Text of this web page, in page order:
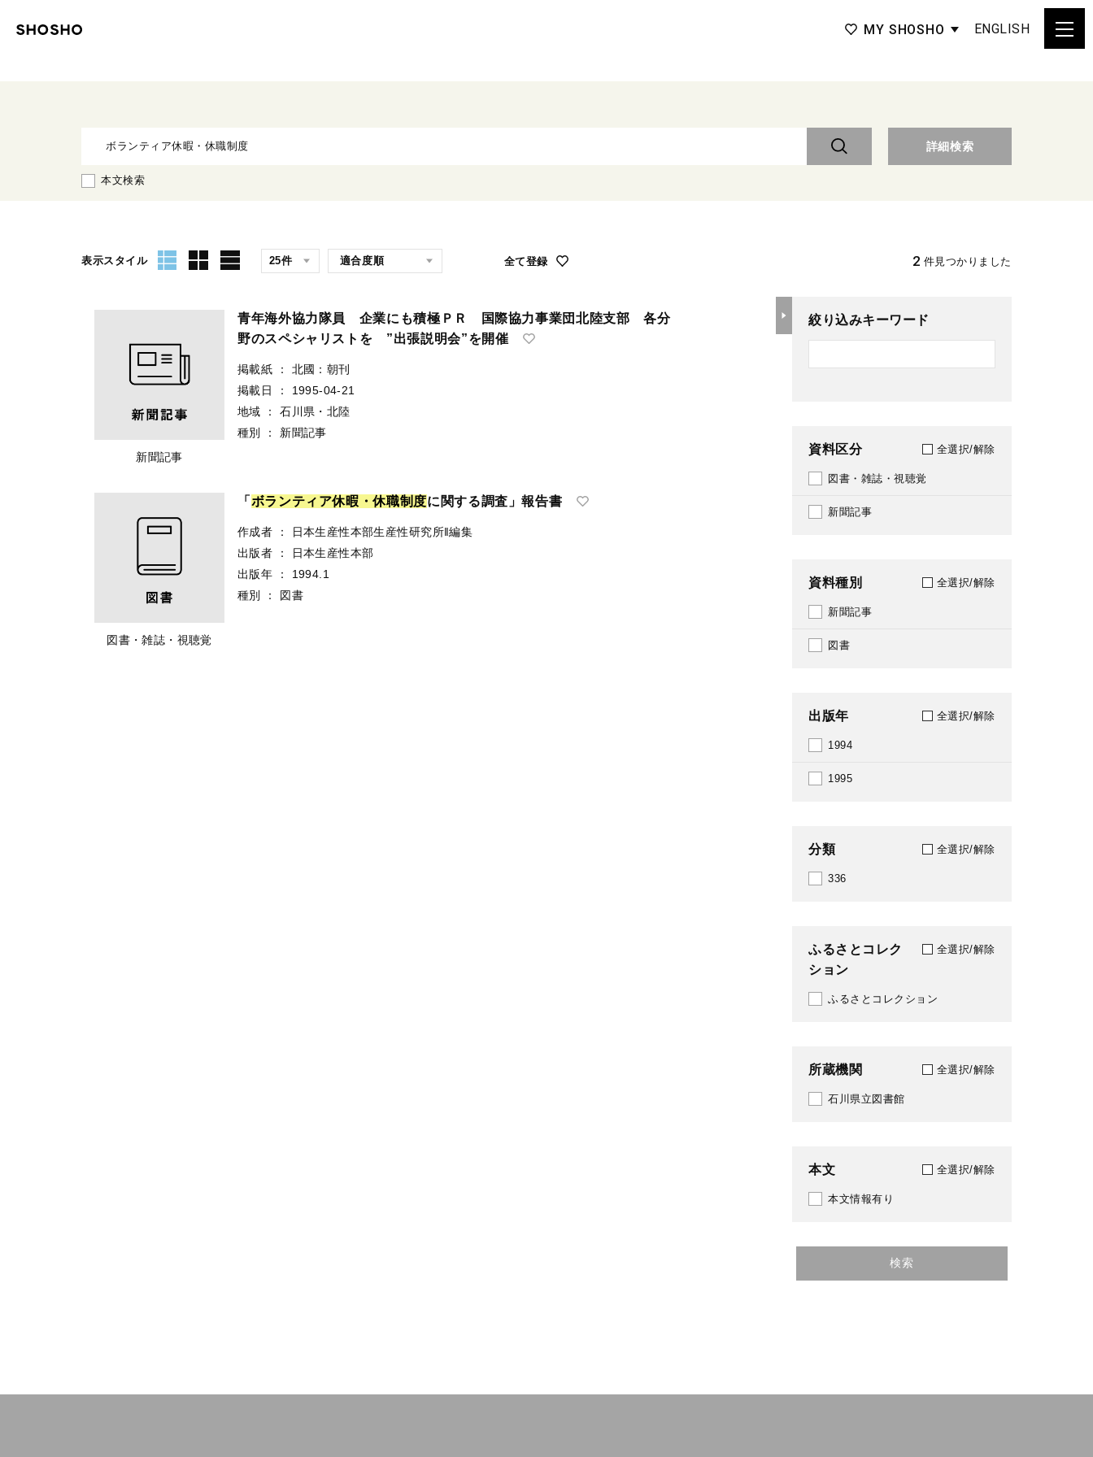
MY SHOSHO ENGLISH
詳細検索
本文検索
表示スタイル 全て登録 2 件見つかりました
新聞記事
青年海外協力隊員 企業にも積極ＰＲ 国際協力事業団北陸支部 各分
野のスペシャリストを ”出張説明会”を開催
掲載紙 ：
北國：朝刊
掲載日
：
1995-04-21
地域
：
石川県・北陸
種別
： 新聞記事
図書・雑誌・視聴覚
「 ボラ ンティ ア休暇 ・休職制 度に関する調査」報告書
作成者 ：
日本生産性本部生産性研究所‖編集
出版者
：
日本生産性本部
出版年
：
1994.1
種別
： 図書
絞り込みキーワード
資料区分 全選択/解除
図書・雑誌・視聴覚
新聞記事
資料種別 全選択/解除
新聞記事
図書
出版年 全選択/解除
1994
1995
分類 全選択/解除
336
ふるさとコレク
ション
全選択/解除
ふるさとコレクション
所蔵機関 全選択/解除
石川県立図書館
本文 全選択/解除
本文情報有り
検索